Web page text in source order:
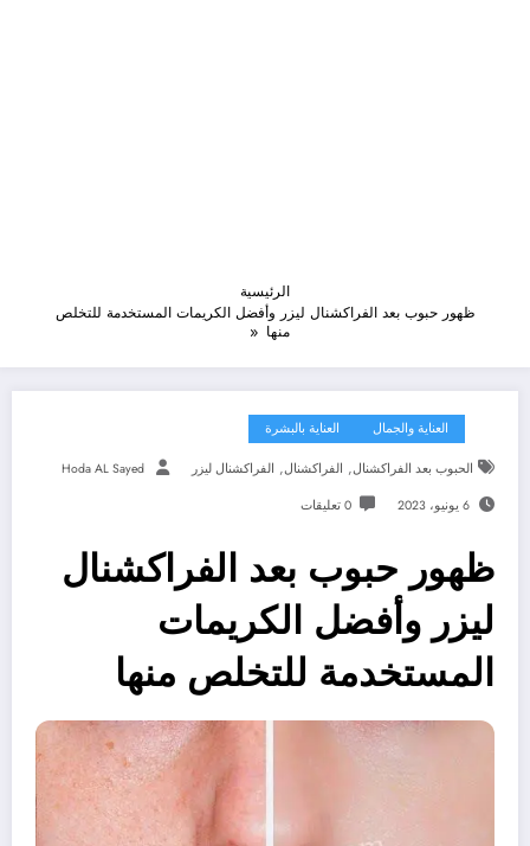
الرئيسية
ظهور حبوب بعد الفراكشنال ليزر وأفضل الكريمات المستخدمة للتخلص
منها
العناية والجمال العناية بالبشرة
الحبوب بعد الفراكشنال, الفراكشنال, الفراكشنال ليزر Hoda AL Sayed
6 يونيو، 2023 0 تعليقات
ظهور حبوب بعد الفراكشنال
ليزر وأفضل الكريمات
المستخدمة للتخلص منها